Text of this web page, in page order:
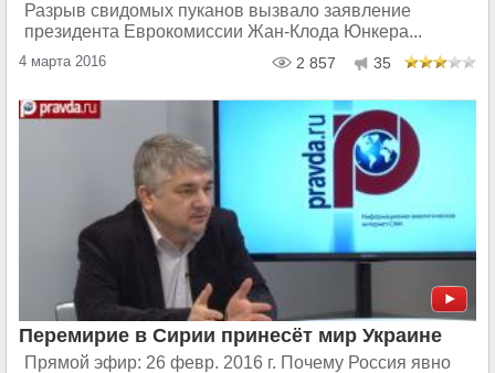
Разрыв свидомых пуканов вызвало заявление
президента Еврокомиссии Жан-Клода Юнкера...
4 марта 2016 2 857 35
Перемирие в Сирии принесёт мир Украине
Прямой эфир: 26 февр. 2016 г. Почему Россия явно